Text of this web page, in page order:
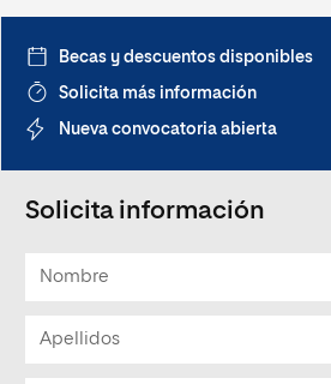
ARCHIVO
Becas y descuentos disponibles
Solicita más información
Nueva convocatoria abierta
Solicita información